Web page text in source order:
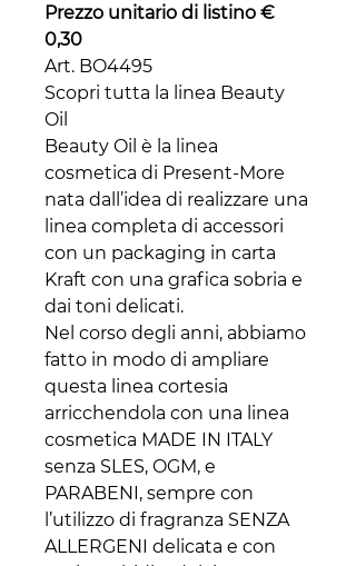
Prezzo unitario di listino €
0,30
Art. BO4495
Scopri tutta la linea Beauty
Oil
Beauty Oil è la linea
cosmetica di Present-More
nata dall’idea di realizzare una
linea completa di accessori
con un packaging in carta
Kraft con una grafica sobria e
dai toni delicati.
Nel corso degli anni, abbiamo
fatto in modo di ampliare
questa linea cortesia
arricchendola con una linea
cosmetica MADE IN ITALY
senza SLES, OGM, e
PARABENI, sempre con
l’utilizzo di fragranza SENZA
ALLERGENI delicata e con